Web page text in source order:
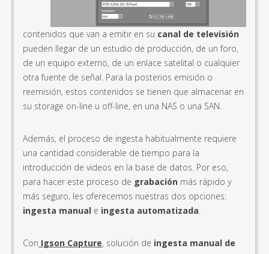
contenidos que van a emitir en su canal de televisión
pueden llegar de un estudio de producción, de un foro,
de un equipo externo, de un enlace satelital o cualquier
otra fuente de señal. Para la posterios emisión o
reemisión, estos contenidos se tienen que almacenar en
su storage on-line u off-line, en una NAS o una SAN.
Además, el proceso de ingesta habitualmente requiere
una cantidad considerable de tiempo para la
introducción de videos en la base de datos. Por eso,
para hacer este proceso de grabación más rápido y
más seguro, les oferecemos nuestras dos opciones:
ingesta manual e ingesta automatizada
Con Igson Capture, solución de ingesta manual de